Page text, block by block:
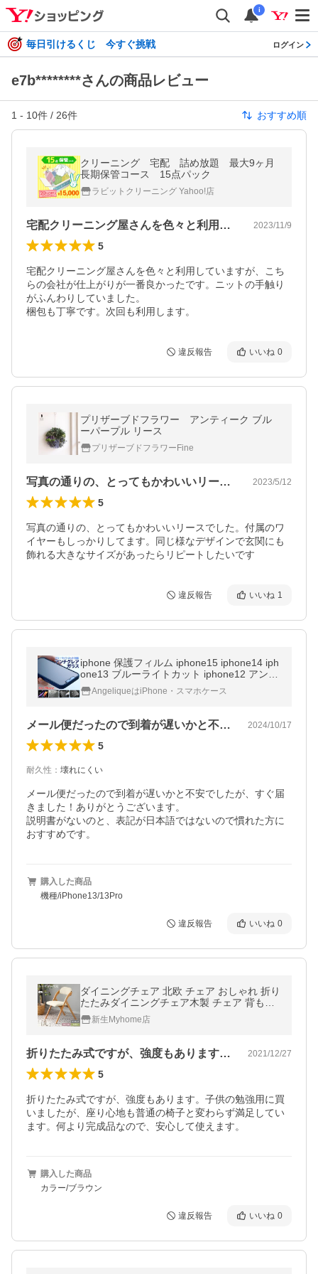
i
毎日引けるくじ 今すぐ挑戦 ログイン
e7b********さんの商品レビュー
1 - 10件 / 26件 おすすめ順
クリーニング 宅配 詰め放題 最大9ヶ月
長期保管コース 15点パック
ラビットクリーニング Yahoo!店
宅配クリーニング屋さんを色々と利用して… 2023/11/9
5
宅配クリーニング屋さんを色々と利用していますが、こち
らの会社が仕上がりが一番良かったです。ニットの手触り
がふんわりしていました。
梱包も丁寧です。次回も利用します。
違反報告 いいね 0
プリザーブドフラワー アンティーク ブル
ーパープル リース
プリザーブドフラワーFine
写真の通りの、とってもかわいいリースで… 2023/5/12
5
写真の通りの、とってもかわいいリースでした。付属のワ
イヤーもしっかりしてます。同じ様なデザインで玄関にも
飾れる大きなサイズがあったらリピートしたいです
違反報告 いいね 1
iphone 保護フィルム iphone15 iphone14 iph
one13 ブルーライトカット iphone12 アンチ
グレア ガラスフィルム iphone11 iphone se
アイフォン 強化ガラス
AngeliqueはiPhone・スマホケース
メール便だったので到着が遅いかと不安で… 2024/10/17
5
耐久性 ： 壊れにくい
メール便だったので到着が遅いかと不安でしたが、すぐ届
きました！ありがとうございます。
説明書がないのと、表記が日本語ではないので慣れた方に
おすすめです。
購入した商品
機種/iPhone13/13Pro
違反報告 いいね 0
ダイニングチェア 北欧 チェア おしゃれ 折り
たたみダイニングチェア木製 チェア 背もた
れ いす食卓椅子リビングイン
新生Myhome店
折りたたみ式ですが、強度もあります。子… 2021/12/27
5
折りたたみ式ですが、強度もあります。子供の勉強用に買
いましたが、座り心地も普通の椅子と変わらず満足してい
ます。何より完成品なので、安心して使えます。
購入した商品
カラー/ブラウン
違反報告 いいね 0